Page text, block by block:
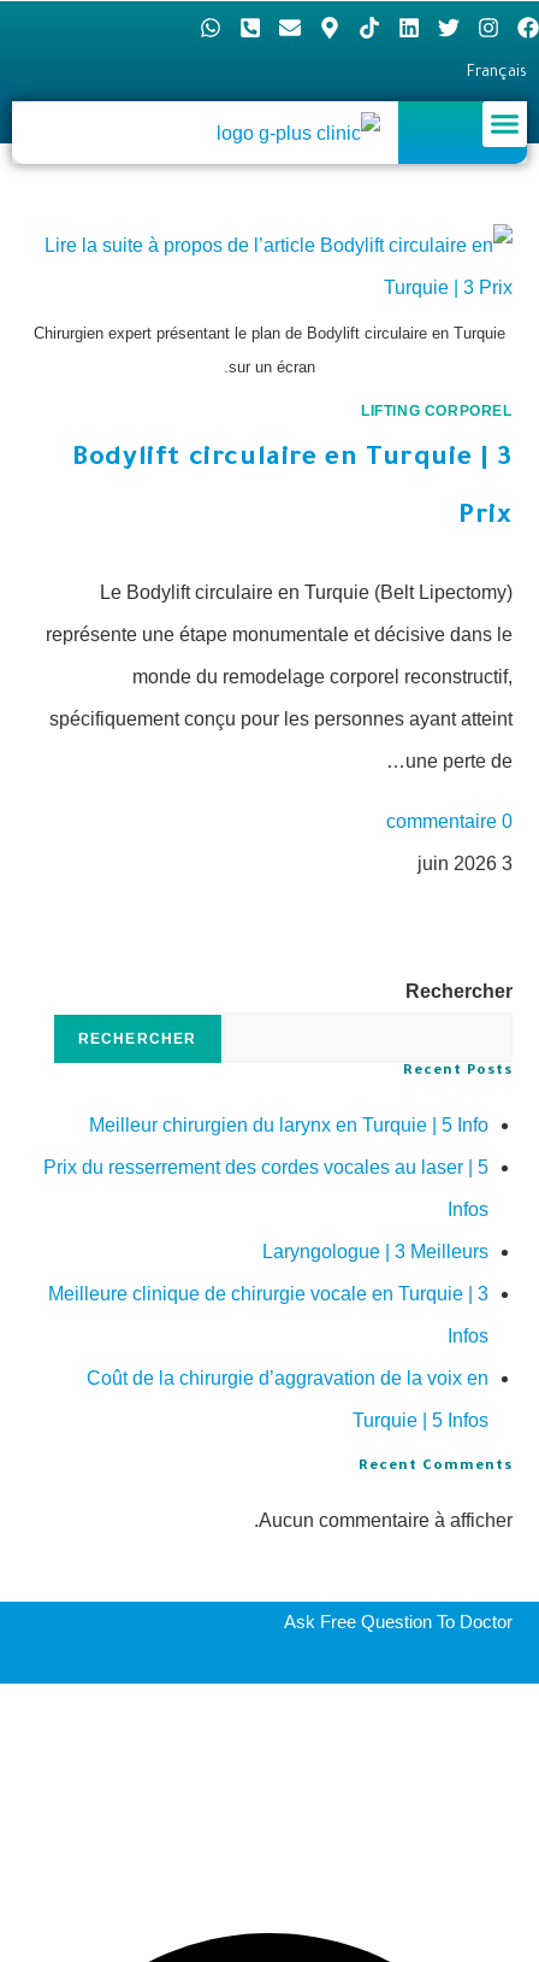
Français
Chirurgien expert présentant le plan de Bodylift circulaire en Turquie
sur un écran.
LIFTING CORPOREL
Bodylift circulaire en Turquie | 3
Prix
Le Bodylift circulaire en Turquie (Belt Lipectomy)
représente une étape monumentale et décisive dans le
monde du remodelage corporel reconstructif,
spécifiquement conçu pour les personnes ayant atteint
une perte de…
0 commentaire
3 juin 2026
Rechercher
RECHERCHER
Recent Posts
Meilleur chirurgien du larynx en Turquie | 5 Info
Prix du resserrement des cordes vocales au laser | 5
Infos
Laryngologue | 3 Meilleurs
Meilleure clinique de chirurgie vocale en Turquie | 3
Infos
Coût de la chirurgie d’aggravation de la voix en
Turquie | 5 Infos
Recent Comments
Aucun commentaire à afficher.
Ask Free Question To Doctor